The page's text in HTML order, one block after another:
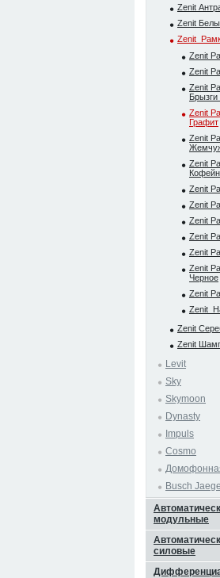
Zenit
Zenit
Zenit
Zenit
Zenit
Zenit
Графит
Zenit
Zenit
Zenit
Zenit
Zenit
Zenit
Zenit
Zenit
Черное
Zenit
Zenit
Zenit
Levit
Sky
Skymoon
Dynasty
Impuls
Cosmo
Busch
модульные
силовые